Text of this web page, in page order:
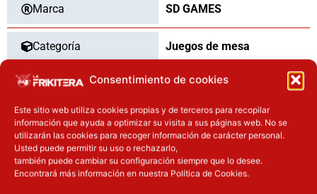
Consentimiento de cookies
Este sitio web utiliza cookies propias y de terceros para recopilar
información que ayuda a optimizar su visita a sus páginas web. No se
utilizarán las cookies para recoger información de carácter personal.
Usted puede permitir su uso o rechazarlo,
también puede cambiar su configuración siempre que lo desee.
Encontrará más información en nuestra Política de Cookies.
Marca SD GAMES
Categoría Juegos de mesa
Tipo Nuevo
OTROS PRODUCTOS QUE TE
PUEDEN INTERESAR